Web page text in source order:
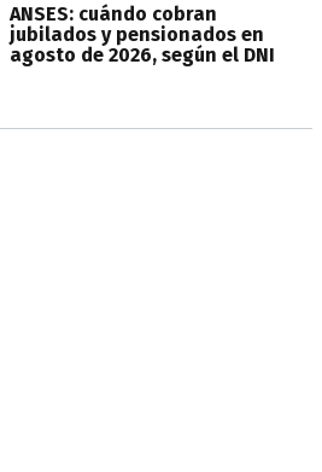
ANSES: cuándo cobran
jubilados y pensionados en
agosto de 2026, según el DNI